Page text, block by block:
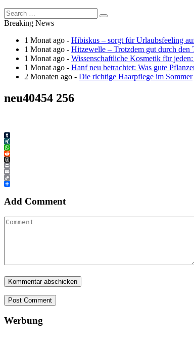
Breaking News
1 Monat ago - Hibiskus – sorgt für Urlaubsfeeling
1 Monat ago - Hitzewelle – Trotzdem gut durch den
1 Monat ago - Wissenschaftliche Kosmetik für
1 Monat ago - Hanf neu betrachtet: Was gute
2 Monaten ago - Die richtige Haarpflege im Sommer
neu40454 256
Tumblr
XING
WhatsApp
Reddit
Threads
Print
Email
Copy
Link
Teilen
Add Comment
Post Comment
Werbung